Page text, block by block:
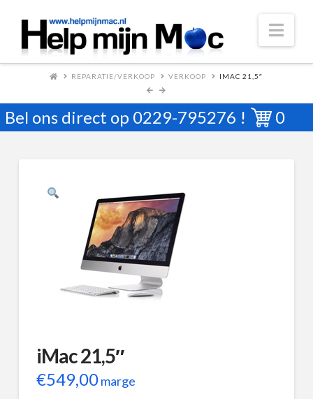
REPARATIE/VERKOOP VERKOOP IMAC 21,5″
Bel ons direct op 0229-795276 ! 0
iMac 21,5″
€549,00marge